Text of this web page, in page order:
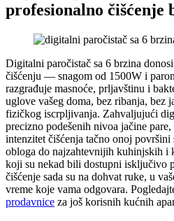
profesionalno čišćenje
Digitalni paročistač sa 6 brzina
čišćenju — snagom od 1500W i
razgrađuje masnoće, prljavštinu i
uglove vašeg doma, bez ribanja, bez
fizičkog iscrpljivanja. Zahvaljujući
precizno podešenih nivoa jačine
intenzitet čišćenja tačno onoj
obloga do najzahtevnijih kuhinjskih i
koji su nekad bili dostupni isključivo
čišćenje sada su na dohvat ruke, u
vreme koje vama odgovara.
prodavnice za još korisnih kućnih